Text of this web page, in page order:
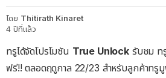
โดย Thitirath Kinaret
4 ปีที่แล้ว
ทรูได้จัดโปรโมชัน True Unlock รับชม ท
ฟรี!! ตลอดฤดูกาล 22/23 สำหรับลูกค้าทรู